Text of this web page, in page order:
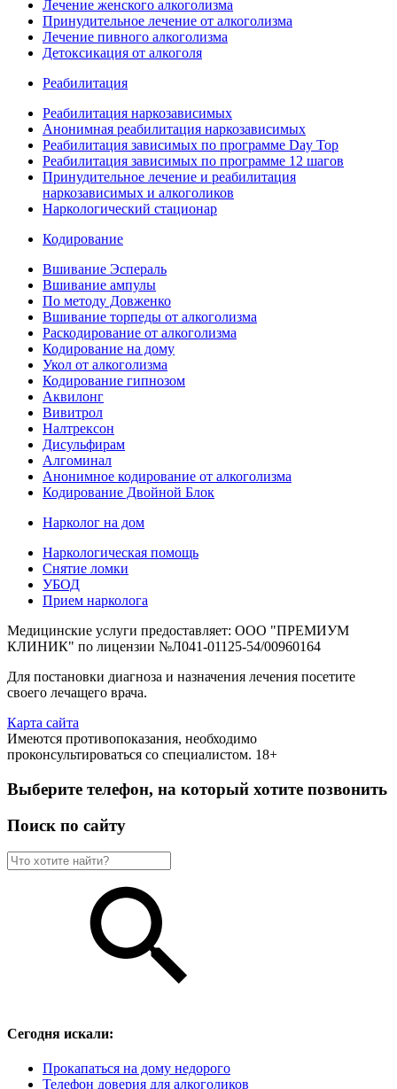
Лечение женского алкоголизма
Принудительное лечение от алкоголизма
Лечение пивного алкоголизма
Детоксикация от алкоголя
Реабилитация
Реабилитация наркозависимых
Анонимная реабилитация наркозависимых
Реабилитация зависимых по программе Day Top
Реабилитация зависимых по программе 12 шагов
Принудительное лечение и реабилитация
наркозависимых и алкоголиков
Наркологический стационар
Кодирование
Вшивание Эспераль
Вшивание ампулы
По методу Довженко
Вшивание торпеды от алкоголизма
Раскодирование от алкоголизма
Кодирование на дому
Укол от алкоголизма
Кодирование гипнозом
Аквилонг
Вивитрол
Налтрексон
Дисульфирам
Алгоминал
Анонимное кодирование от алкоголизма
Кодирование Двойной Блок
Нарколог на дом
Наркологическая помощь
Снятие ломки
УБОД
Прием нарколога
Медицинские услуги предоставляет: ООО "ПРЕМИУМ
КЛИНИК" по лицензии №Л041-01125-54/00960164
Для постановки диагноза и назначения лечения посетите
своего лечащего врача.
Карта сайта
Имеются противопоказания, необходимо
проконсультироваться со специалистом. 18+
Выберите телефон, на который хотите позвонить
Поиск по сайту
Сегодня искали:
Прокапаться на дому недорого
Телефон доверия для алкоголиков